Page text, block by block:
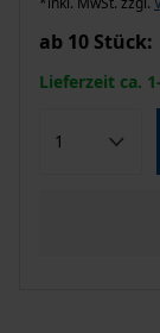
ab 10 Stück:
Lieferzeit ca.